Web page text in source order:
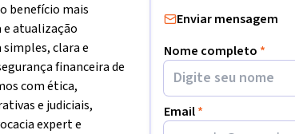
benefício mais
e atualização
clara e
financeira de
com ética,
e judiciais,
expert e
Enviar mensagem
Nome completo *
Email*